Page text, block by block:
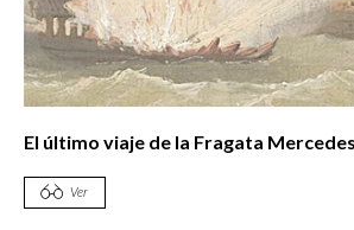
El último viaje de la Fragata
Ver